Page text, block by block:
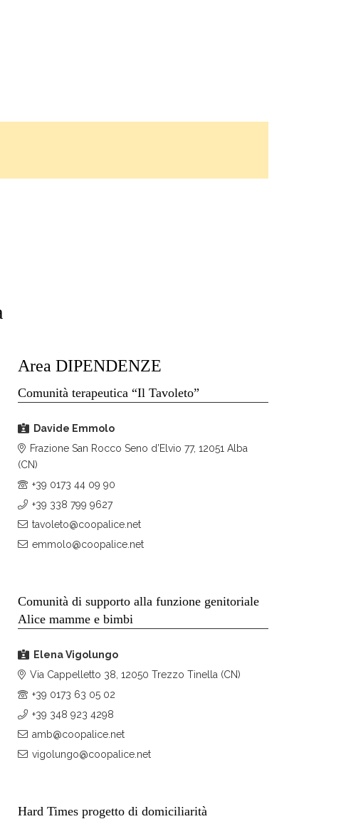
Area DIPENDENZE
Comunità terapeutica “Il Tavoleto”
Davide Emmolo
Frazione San Rocco Seno d’Elvio 77, 12051 Alba
(CN)
+39 0173 44 09 90
+39 338 799 9627
tavoleto@coopalice.net
emmolo@coopalice.net
Comunità di supporto alla funzione genitoriale
Alice mamme e bimbi
Elena Vigolungo
Via Cappelletto 38, 12050 Trezzo Tinella (CN)
+39 0173 63 05 02
+39 348 923 4298
amb@coopalice.net
vigolungo@coopalice.net
Hard Times progetto di domiciliarità